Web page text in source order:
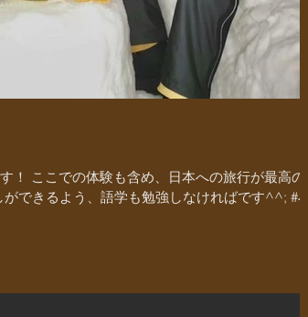
ここでの体験も含め、日本への旅行が最高の
きるよう、語学も勉強しなければです^^;‭ #小